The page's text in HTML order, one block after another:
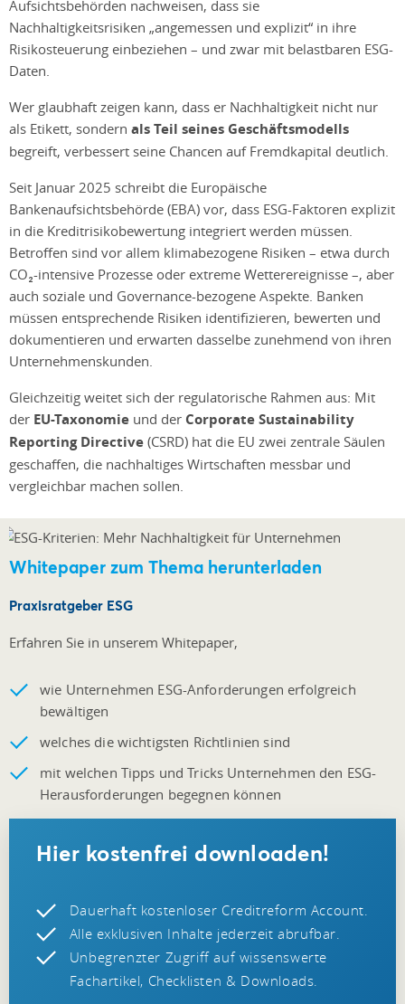
Aufsichtsbehörden nachweisen, dass sie
Nachhaltigkeitsrisiken „angemessen und explizit“ in ihre
Risikosteuerung einbeziehen – und zwar mit belastbaren ESG-
Daten.
Wer glaubhaft zeigen kann, dass er Nachhaltigkeit nicht nur
als Etikett, sondern als Teil seines Geschäftsmodells
begreift, verbessert seine Chancen auf Fremdkapital deutlich.
Seit Januar 2025 schreibt die Europäische
Bankenaufsichtsbehörde (EBA) vor, dass ESG-Faktoren explizit
in die Kreditrisikobewertung integriert werden müssen.
Betroffen sind vor allem klimabezogene Risiken – etwa durch
CO₂-intensive Prozesse oder extreme Wetterereignisse –, aber
auch soziale und Governance-bezogene Aspekte. Banken
müssen entsprechende Risiken identifizieren, bewerten und
dokumentieren und erwarten dasselbe zunehmend von ihren
Unternehmenskunden.
Gleichzeitig weitet sich der regulatorische Rahmen aus: Mit
der EU-Taxonomie und der Corporate Sustainability
Reporting Directive (CSRD) hat die EU zwei zentrale Säulen
geschaffen, die nachhaltiges Wirtschaften messbar und
vergleichbar machen sollen.
Whitepaper zum Thema herunterladen
Praxisratgeber ESG
Erfahren Sie in unserem Whitepaper,
wie Unternehmen ESG-Anforderungen erfolgreich
bewältigen
welches die wichtigsten Richtlinien sind
mit welchen Tipps und Tricks Unternehmen den ESG-
Herausforderungen begegnen können
Hier kostenfrei downloaden!
Dauerhaft kostenloser Creditreform Account.
Alle exklusiven Inhalte jederzeit abrufbar.
Unbegrenzter Zugriff auf wissenswerte
Fachartikel, Checklisten & Downloads.